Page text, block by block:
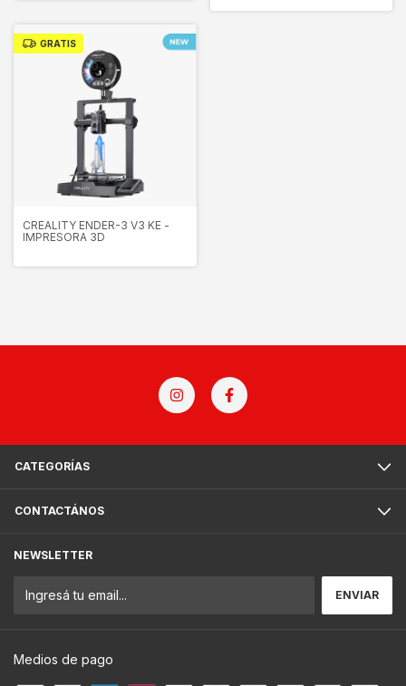
GRATIS
CREALITY ENDER-3 V3 KE -
IMPRESORA 3D
CATEGORÍAS
CONTACTÁNOS
NEWSLETTER
Medios de pago